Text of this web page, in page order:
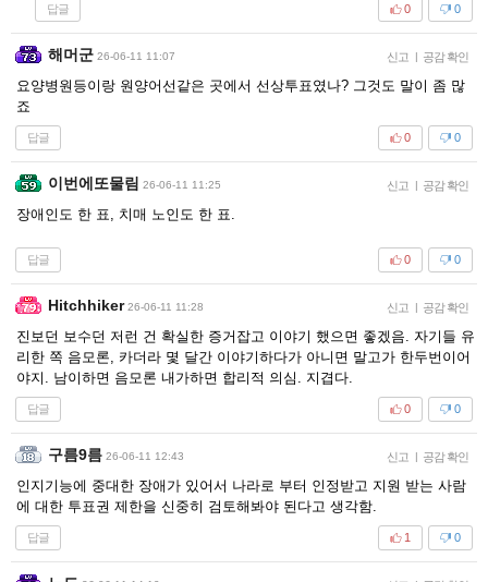
답글 0
0
해머군 26-06-11 11:07 신고 | 공감 확인
요양병원등이랑 원양어선같은 곳에서 선상투표였나? 그것도 말이 좀 많
죠
답글 0
0
이번에또물림 26-06-11 11:25 신고 | 공감 확인
장애인도 한 표, 치매 노인도 한 표.
답글 0
0
Hitchhiker 26-06-11 11:28 신고 | 공감 확인
진보던 보수던 저런 건 확실한 증거잡고 이야기 했으면 좋겠음. 자기들 유
리한 쪽 음모론, 카더라 몇 달간 이야기하다가 아니면 말고가 한두번이어
야지. 남이하면 음모론 내가하면 합리적 의심. 지겹다.
답글 0
0
구름9름 26-06-11 12:43 신고 | 공감 확인
인지기능에 중대한 장애가 있어서 나라로 부터 인정받고 지원 받는 사람
에 대한 투표권 제한을 신중히 검토해봐야 된다고 생각함.
답글 0
1